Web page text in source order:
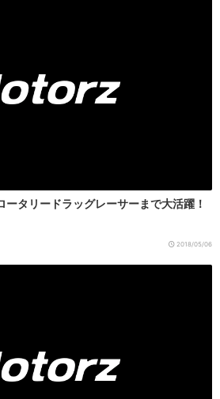
タリードラッグレーサーまで大活躍！
2018/05/06